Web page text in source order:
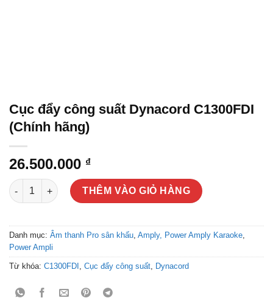
Cục đẩy công suất Dynacord C1300FDI
(Chính hãng)
26.500.000 ₫
Cục đẩy công suất Dynacord C1300FDI (Chính hãng) số lượng
THÊM VÀO GIỎ HÀNG
Danh mục: Âm thanh Pro sân khấu Amply, Power Amply Karaoke
Power Ampli
Từ khóa: C1300FDI Cục đẩy công suất Dynacord